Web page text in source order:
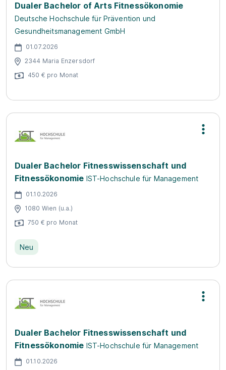
Dualer Bachelor of Arts Fitnessökonomie
Deutsche Hochschule für Prävention und
Gesundheitsmanagement GmbH
01.07.2026
2344 Maria Enzersdorf
450 € pro Monat
Dualer Bachelor Fitnesswissenschaft und
Fitnessökonomie IST-Hochschule für Management
01.10.2026
1080 Wien (u.a.)
750 € pro Monat
Neu
Dualer Bachelor Fitnesswissenschaft und
Fitnessökonomie IST-Hochschule für Management
01.10.2026